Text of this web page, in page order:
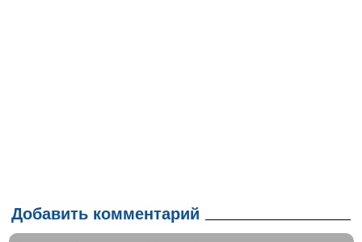
Добавить комментарий